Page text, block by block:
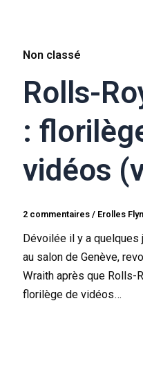
Non classé
Rolls-
:
vidéos
2 commentaires / Erolles
Dévoilée il y a
au salon de Genève,
Wraith après que Rolls-
florilège de vidéos…